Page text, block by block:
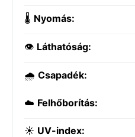
🌡️ Nyomás:
👁️ Láthatóság:
🌧️ Csapadék:
☁️ Felhőborítás:
☀️ UV-index: